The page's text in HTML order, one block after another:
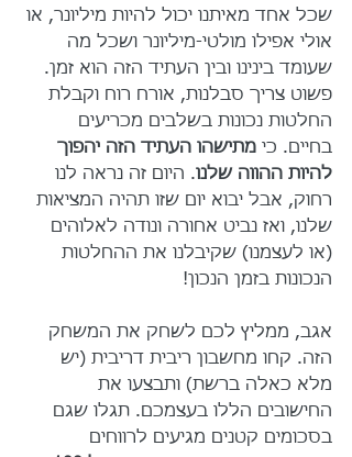
שכל אחד מאיתנו יכול להיות מיליונר, או
אולי אפילו מולטי-מיליונר ושכל מה
שעומד בינינו ובין העתיד הזה הוא זמן.
פשוט צריך סבלנות, אורח רוח וקבלת
החלטות נכונות בשלבים מכריעים
בחיים. כי מתישהו העתיד הזה יהפוך
להיות ההווה שלנו. היום זה נראה לנו
רחוק, אבל יבוא יום שזו תהיה המציאות
שלנו, ואז נביט אחורה ונודה לאלוהים
(או לעצמנו) שקיבלנו את ההחלטות
הנכונות בזמן הנכון!
אגב, ממליץ לכם לשחק את המשחק
הזה. קחו מחשבון ריבית דריבית (יש
מלא כאלה ברשת) ותבצעו את
החישובים הללו בעצמכם. תגלו שגם
בסכומים קטנים מגיעים לרווחים